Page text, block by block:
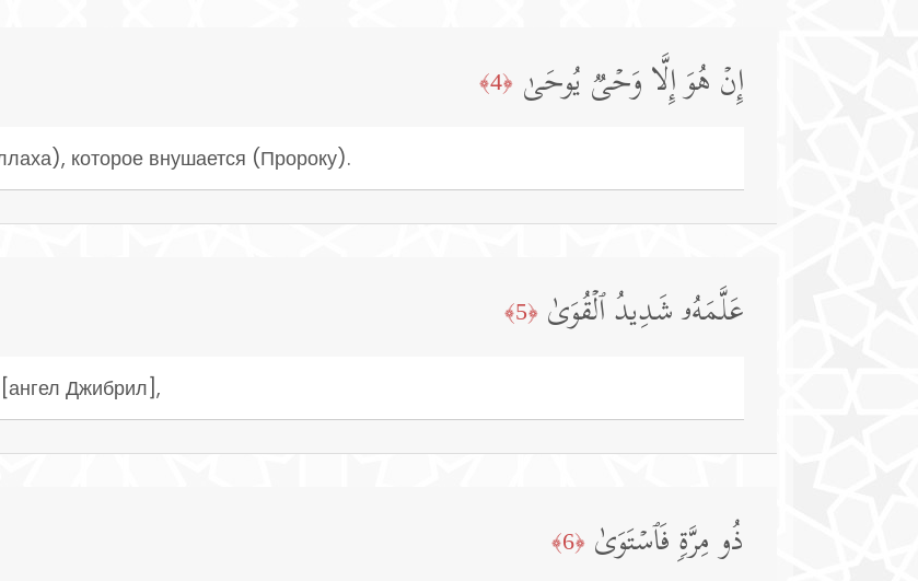
إِنۡ هُوَ إِلَّا وَحۡیࣱ یُوحَىٰ ﴿4﴾
которое внушается (Пророку).
عَلَّمَهُۥ شَدِیدُ ٱلۡقُوَىٰ ﴿5﴾
Джибрил],
ذُو مِرَّةࣲ فَٱسۡتَوَىٰ ﴿6﴾